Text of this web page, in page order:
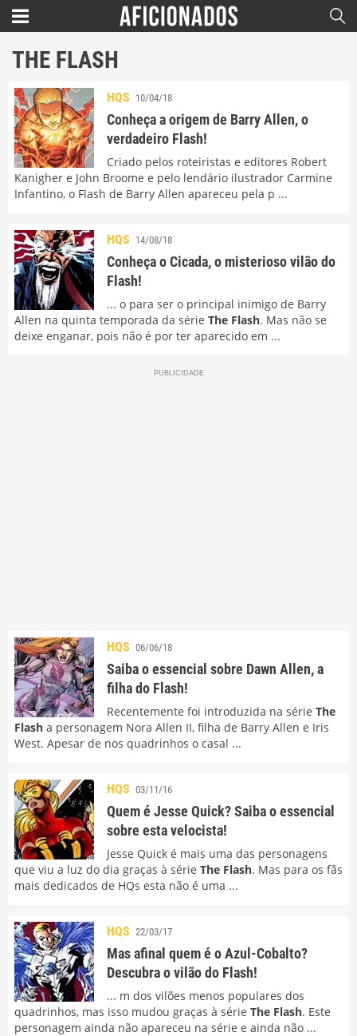
THE FLASH
HQS 10/04/18
Conheça a origem de Barry Allen, o
verdadeiro Flash!
Criado pelos roteiristas e editores Robert
Kanigher e John Broome e pelo lendário ilustrador Carmine
Infantino, o Flash de Barry Allen apareceu pela p ...
HQS 14/08/18
Conheça o Cicada, o misterioso vilão do
Flash!
... o para ser o principal inimigo de Barry
Allen na quinta temporada da série The Flash. Mas não se
deixe enganar, pois não é por ter aparecido em ...
HQS 06/06/18
Saiba o essencial sobre Dawn Allen, a
filha do Flash!
Recentemente foi introduzida na série The
Flash a personagem Nora Allen II, filha de Barry Allen e Iris
West. Apesar de nos quadrinhos o casal ...
HQS 03/11/16
Quem é Jesse Quick? Saiba o essencial
sobre esta velocista!
Jesse Quick é mais uma das personagens
que viu a luz do dia graças à série The Flash. Mas para os fãs
mais dedicados de HQs esta não é uma ...
HQS 22/03/17
Mas afinal quem é o Azul-Cobalto?
Descubra o vilão do Flash!
... m dos vilões menos populares dos
quadrinhos, mas isso mudou graças à série The Flash. Este
personagem ainda não apareceu na série e ainda não ...